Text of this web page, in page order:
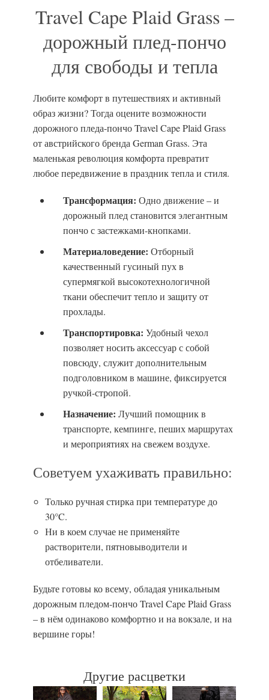
Travel Cape Plaid Grass –
дорожный плед-пончо
для свободы и тепла
Любите комфорт в путешествиях и активный
образ жизни? Тогда оцените возможности
дорожного пледа-пончо Travel Cape Plaid Grass
от австрийского бренда German Grass. Эта
маленькая революция комфорта превратит
любое передвижение в праздник тепла и стиля.
Трансформация: Одно движение – и
дорожный плед становится элегантным
пончо с застежками-кнопками.
Материаловедение: Отборный
качественный гусиный пух в
супермягкой высокотехнологичной
ткани обеспечит тепло и защиту от
прохлады.
Транспортировка: Удобный чехол
позволяет носить аксессуар с собой
повсюду, служит дополнительным
подголовником в машине, фиксируется
ручкой-стропой.
Назначение: Лучший помощник в
транспорте, кемпинге, пеших маршрутах
и мероприятиях на свежем воздухе.
Советуем ухаживать правильно:
Только ручная стирка при температуре до
30°C.
Ни в коем случае не применяйте
растворители, пятновыводители и
отбеливатели.
Будьте готовы ко всему, обладая уникальным
дорожным пледом-пончо Travel Cape Plaid Grass
– в нём одинаково комфортно и на вокзале, и на
вершине горы!
Другие расцветки